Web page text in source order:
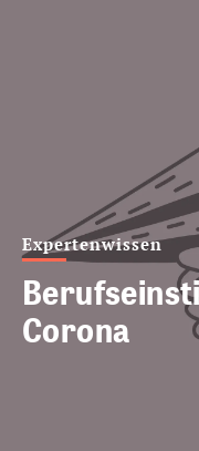
Expertenwissen
Corona